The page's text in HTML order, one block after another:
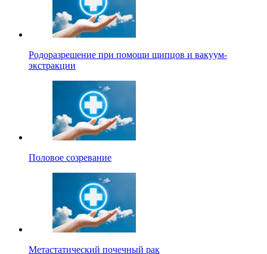
Родоразрешение при помощи щипцов и вакуум-
экстракции
Половое созревание
Метастатический почечный рак